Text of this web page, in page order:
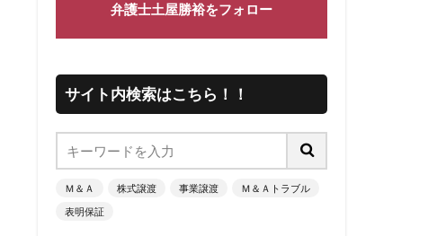
弁護士土屋勝裕をフォロー
サイト内検索はこちら！！
Ｍ＆Ａ 株式譲渡 事業譲渡
Ｍ＆Ａトラブル
表明保証